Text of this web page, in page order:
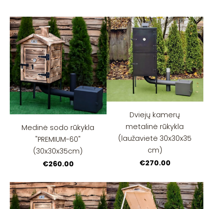
Medinė sodo rūkykla
"PREMIUM-60"
(30x30x35cm)
€260.00
Dviejų kamerų
metalinė rūkykla
(laužavietė 30x30x35
cm)
€270.00